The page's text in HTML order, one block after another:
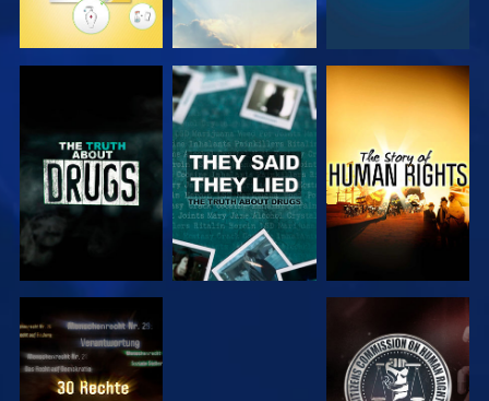
ANSEHEN ANSEHEN
ANSEHEN ANSEHEN